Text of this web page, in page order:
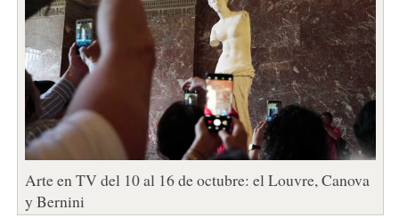
Arte en TV del 10 al 16 de octubre: el Louvre, Canova
y Bernini